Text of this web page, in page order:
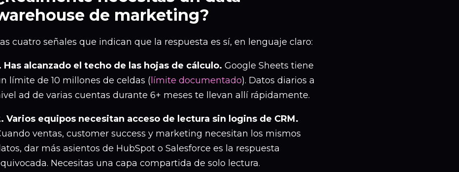
de marketing?
cuatro señales que indican que la respuesta es sí, en lenguaje claro:
Has alcanzado el techo de las hojas de cálculo. Google Sheets tiene
límite de 10 millones de celdas ( límite documentado). Datos diarios a
ad de varias cuentas durante 6+ meses te llevan allí rápidamente.
Varios equipos necesitan acceso de lectura sin logins de CRM.
ventas, customer success y marketing necesitan los mismos
dar más asientos de HubSpot o Salesforce es la respuesta
Necesitas una capa compartida de solo lectura.